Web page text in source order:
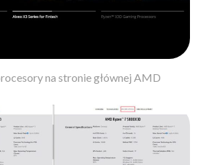
na stronie głównej AMD